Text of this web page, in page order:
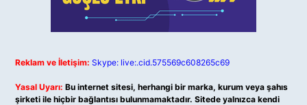
Reklam ve İletişim: Skype: live:.cid.575569c608265c69
Yasal Uyarı: Bu internet sitesi, herhangi bir marka, kurum veya şahıs
şirketi ile hiçbir bağlantısı bulunmamaktadır. Sitede yalnızca kendi